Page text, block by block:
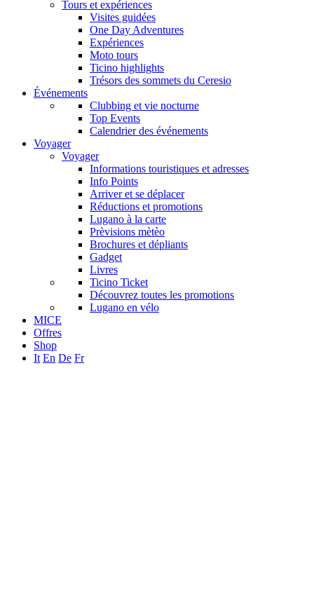
Tours et expériences
Visites guidées
One Day Adventures
Expériences
Moto tours
Ticino highlights
Trésors des sommets du Ceresio
Événements
Clubbing et vie nocturne
Top Events
Calendrier des événements
Voyager
Voyager
Informations touristiques et adresses
Info Points
Arriver et se déplacer
Réductions et promotions
Lugano à la carte
Prèvisions mètèo
Brochures et dépliants
Gadget
Livres
Ticino Ticket
Découvrez toutes les promotions
Lugano en vélo
MICE
Offres
Shop
It En De Fr